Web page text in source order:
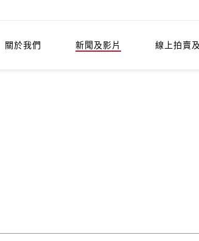
關於我們 新聞及影片 線上拍賣